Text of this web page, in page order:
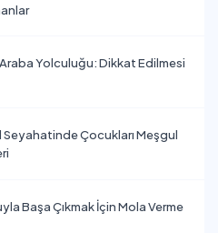
Yolculuğu: Dikkat Edilmesi
Seyahatinde Çocukları Meşgul
Başa Çıkmak İçin Mola Verme